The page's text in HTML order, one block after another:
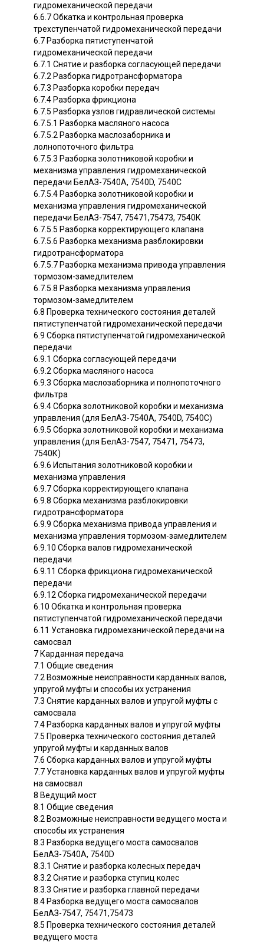
гидромеханической передачи
6.6.7 Обкатка и контрольная проверка
трехступенчатой гидромеханической передачи
6.7 Разборка пятиступенчатой
гидромеханической передачи
6.7.1 Снятие и разборка согласующей передачи
6.7.2 Разборка гидротрансформатора
6.7.3 Разборка коробки передач
6.7.4 Разборка фрикциона
6.7.5 Разборка узлов гидравлической системы
6.7.5.1 Разборка масляного насоса
6.7.5.2 Разборка маслозаборника и
лолнопоточного фильтра
6.7.5.3 Разборка золотниковой коробки и
механизма управления гидромеханической
передачи БелАЗ-7540А, 7540D, 7540С
6.7.5.4 Разборка золотниковой коробки и
механизма управления гидромеханической
передачи БелАЗ-7547, 75471,75473, 7540К
6.7.5.5 Разборка корректирующего клапана
6.7.5.6 Разборка механизма разблокировки
гидротрансформатора
6.7.5.7 Разборка механизма привода управления
тормозом-замедлителем
6.7.5.8 Разборка механизма управления
тормозом-замедлителем
6.8 Проверка технического состояния деталей
пятиступенчатой гидромеханической передачи
6.9 Сборка пятиступенчатой гидромеханической
передачи
6.9.1 Сборка согласующей передачи
6.9.2 Сборка масляного насоса
6.9.3 Сборка маслозаборника и полнопоточного
фильтра
6.9.4 Сборка золотниковой коробки и механизма
управления (для БелАЗ-7540А, 7540D, 7540С)
6.9.5 Сборка золотниковой коробки и механизма
управления (для БелАЗ-7547, 75471, 75473,
7540К)
6.9.6 Испытания золотниковой коробки и
механизма управления
6.9.7 Сборка корректирующего клапана
6.9.8 Сборка механизма разблокировки
гидротрансформатора
6.9.9 Сборка механизма привода управления и
механизма управления тормозом-замедлителем
6.9.10 Сборка валов гидромеханической
передачи
6.9.11 Сборка фрикциона гидромеханической
передачи
6.9.12 Сборка гидромеханической передачи
6.10 Обкатка и контрольная проверка
пятиступенчатой гидромеханической передачи
6.11 Установка гидромеханической передачи на
самосвал
7 Карданная передача
7.1 Общие сведения
7.2 Возможные неисправности карданных валов,
упругой муфты и способы их устранения
7.3 Снятие карданных валов и упругой муфты с
самосвала
7.4 Разборка карданных валов и упругой муфты
7.5 Проверка технического состояния деталей
упругой муфты и карданных валов
7.6 Сборка карданных валов и упругой муфты
7.7 Установка карданных валов и упругой муфты
на самосвал
8 Ведущий мост
8.1 Общие сведения
8.2 Возможные неисправности ведущего моста и
способы их устранения
8.3 Разборка ведущего моста самосвалов
БелАЗ-7540А, 7540D
8.3.1 Снятие и разборка колесных передач
8.3.2 Снятие и разборка ступиц колес
8.3.3 Снятие и разборка главной передачи
8.4 Разборка ведущего моста самосвалов
БелАЗ-7547, 75471,75473
8.5 Проверка технического состояния деталей
ведущего моста